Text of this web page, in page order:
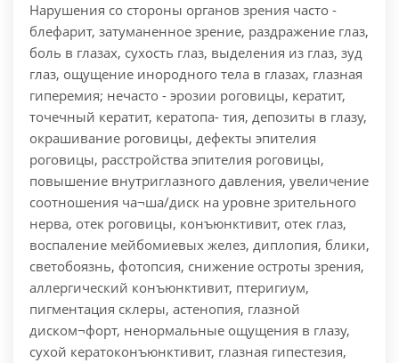
Нарушения со стороны органов зрения часто -
блефарит, затуманенное зрение, раздражение глаз,
боль в глазах, сухость глаз, выделения из глаз, зуд
глаз, ощущение инородного тела в глазах, глазная
гиперемия; нечасто - эрозии роговицы, кератит,
точечный кератит, кератопа- тия, депозиты в глазу,
окрашивание роговицы, дефекты эпителия
роговицы, расстройства эпителия роговицы,
повышение внутриглазного давления, увеличение
соотношения ча¬ша/диск на уровне зрительного
нерва, отек роговицы, конъюнктивит, отек глаз,
воспаление мейбомиевых желез, диплопия, блики,
светобоязнь, фотопсия, снижение остроты зрения,
аллергический конъюнктивит, птеригиум,
пигментация склеры, астенопия, глазной
диском¬форт, ненормальные ощущения в глазу,
сухой кератоконъюнктивит, глазная гипестезия,